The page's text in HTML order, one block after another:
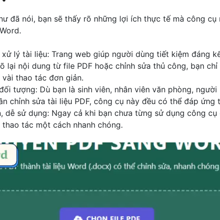
đã nói, bạn sẽ thấy rõ những lợi ích thực tế mà công cụ
lý tài liệu: Trang web giúp người dùng tiết kiệm đáng
lại nội dung từ file PDF hoặc chỉnh sửa thủ công, bạn
thao tác đơn giản.
tượng: Dù bạn là sinh viên, nhân viên văn phòng,
chỉnh sửa tài liệu PDF, công cụ này đều có thể đáp ứng
dễ sử dụng: Ngay cả khi bạn chưa từng sử dụng công
tác một cách nhanh chóng.